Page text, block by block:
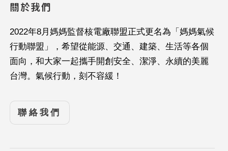
關於我們
2022年8月媽媽監督核電廠聯盟正式更名為「媽媽氣候
行動聯盟」，希望從能源、交通、建築、生活等各個
面向，和大家一起攜手開創安全、潔淨、永續的美麗
台灣。氣候行動，刻不容緩！
聯絡我們